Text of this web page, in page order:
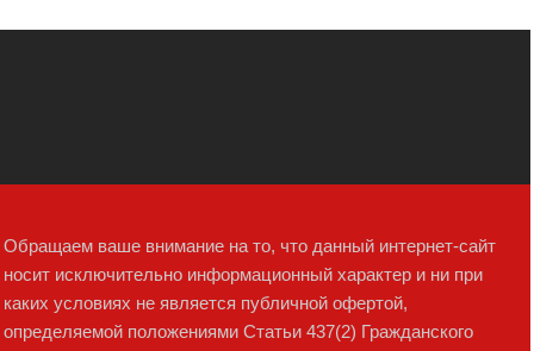
Обращаем ваше внимание на то, что данный интернет-сайт
носит исключительно информационный характер и ни при
каких условиях не является публичной офертой,
определяемой положениями Статьи 437(2) Гражданского